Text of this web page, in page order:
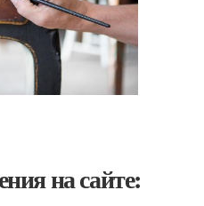
на сайте: